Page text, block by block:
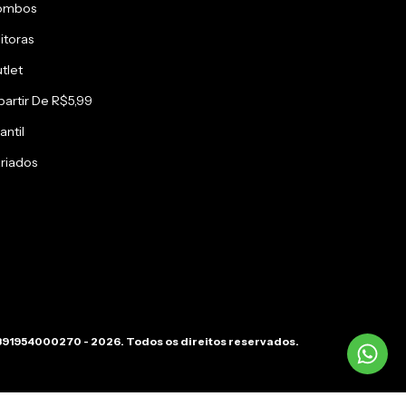
De R$5,99
- 2026. Todos os direitos reservados.